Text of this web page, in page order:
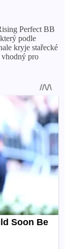
Perfect BB
podle
kryje stařecké
vhodný pro